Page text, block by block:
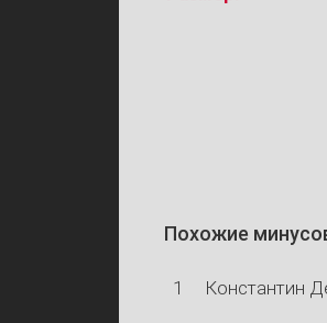
Похожие
1 Константин